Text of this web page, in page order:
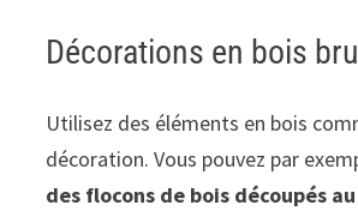
Décorations en bois
Utilisez des éléments en bois
décoration. Vous pouvez par
des flocons de bois découpés